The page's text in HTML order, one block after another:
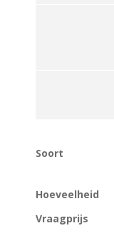
Soort
Hoeveelheid
Vraagprijs